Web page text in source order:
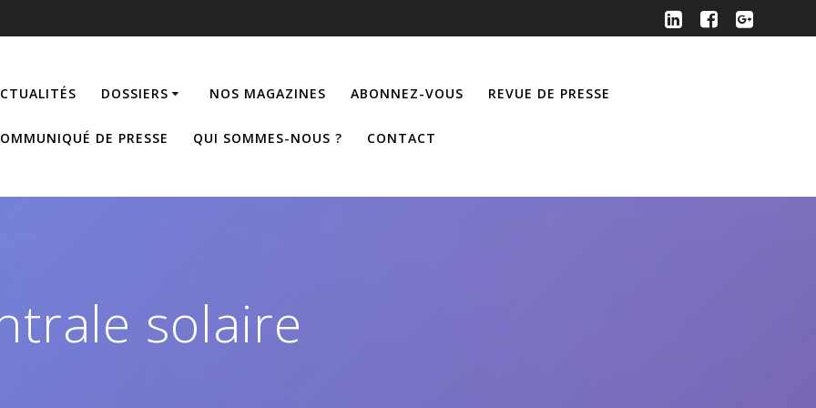
DOSSIERS NOS MAGAZINES ABONNEZ-VOUS REVUE DE PRESSE
DE PRESSE QUI SOMMES-NOUS ? CONTACT
solaire